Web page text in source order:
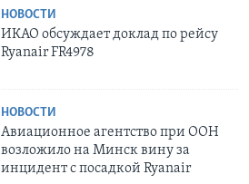
НОВОСТИ
ИКАО обсуждает доклад по рейсу
Ryanair FR4978
НОВОСТИ
Авиационное агентство при ООН
возложило на Минск вину за
инцидент с посадкой Ryanair